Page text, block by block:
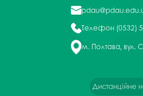
Телефон (0532)
м. Полтава, вул.
Дистанційне